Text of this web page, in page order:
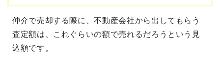
仲介で売却する際に、不動産会社から出してもらう
査定額は、これぐらいの額で売れるだろうという見
込額です。